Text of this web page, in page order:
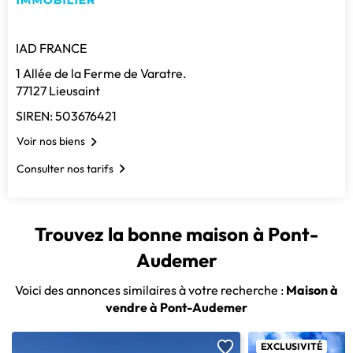
IAD FRANCE
1 Allée de la Ferme de Varatre.
77127 Lieusaint
SIREN: 503676421
Voir nos biens
Consulter nos tarifs
Trouvez la bonne maison à Pont-
Audemer
Voici des annonces similaires à votre recherche : Maison à
vendre à Pont-Audemer
EXCLUSIVITÉ